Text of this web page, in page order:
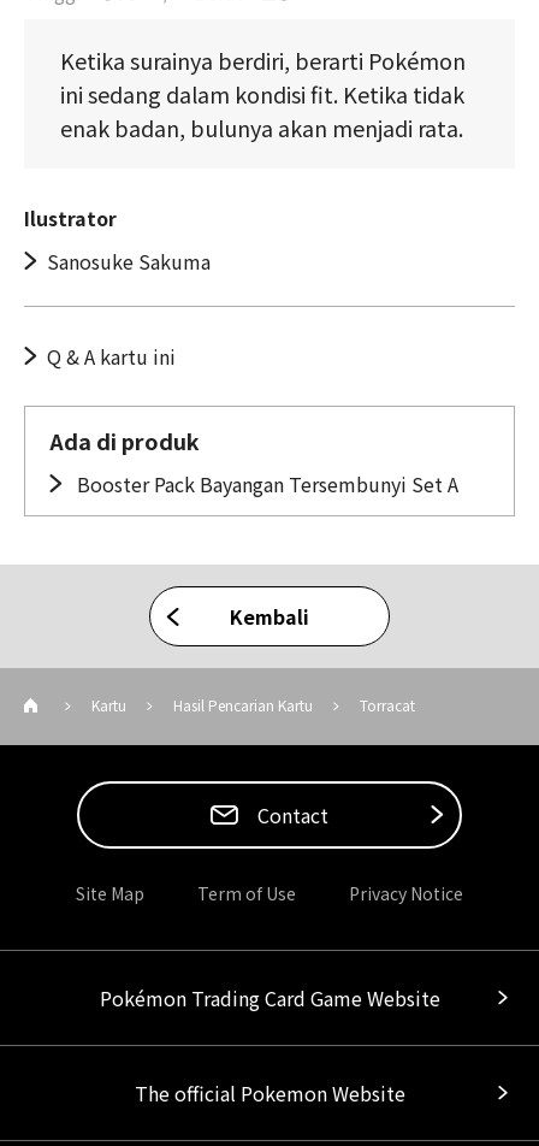
Ketika surainya berdiri, berarti Pokémon
ini sedang dalam kondisi fit. Ketika tidak
enak badan, bulunya akan menjadi rata.
Ilustrator
Sanosuke Sakuma
Q & A kartu ini
Ada di produk
Booster Pack Bayangan Tersembunyi Set A
Kembali
Kartu Hasil Pencarian Kartu Torracat
Contact
Site Map Term of Use Privacy Notice
Pokémon Trading Card Game Website
The official Pokemon Website